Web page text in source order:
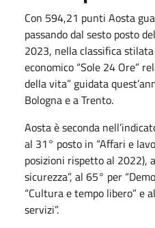
Con 594,21 punti Aosta
passando dal sesto posto
2023, nella classifica
economico “Sole 24 Ore”
della vita” guidata
Bologna e a Trento.
Aosta è seconda
al 31° posto in “Affari e
posizioni rispetto al 2022),
sicurezza”, al 65° per
“Cultura e tempo libero” e
servizi”.